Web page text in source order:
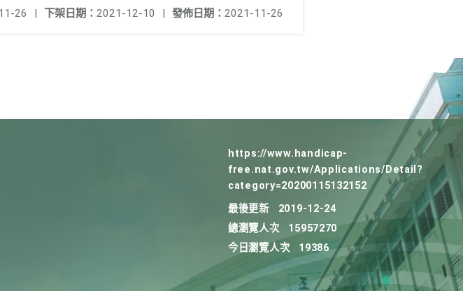
發佈日期： 2021-11-26
下架日期： 2021-12-10 |
26 |
https://www.handicap-
free.nat.gov.tw/Applications/Detail?
category=20200115132152
最後更新
2019-12-24
總瀏覽人次
15957270
今日瀏覽人次
19386